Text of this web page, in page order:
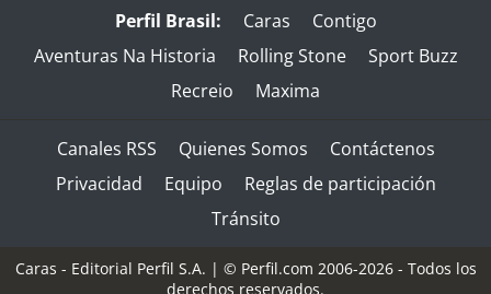
Perfil Brasil: Caras
Contigo
Aventuras Na Historia
Rolling Stone
Sport Buzz
Recreio
Maxima
Canales RSS Quienes Somos
Contáctenos
Privacidad
Equipo
Reglas de participación
Tránsito
Caras - Editorial Perfil S.A. | © Perfil.com 2006-2026 - Todos los
derechos reservados.